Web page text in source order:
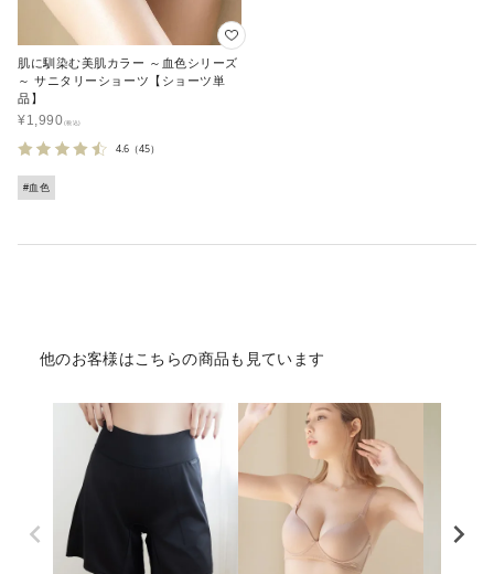
肌に馴染む美肌カラー ～血色シリーズ
～ サニタリーショーツ【ショーツ単
品】
¥1,990
4.6 （45）
#血色
他のお客様はこちらの商品も見ています